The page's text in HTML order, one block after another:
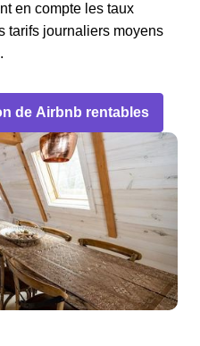
en compte les taux
tarifs journaliers moyens
de Airbnb rentables